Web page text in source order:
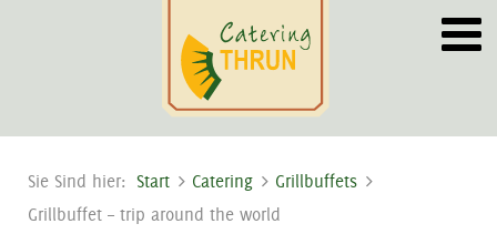
Sie Sind hier: Start Catering
Grillbuffets
Grillbuffet – trip around the world